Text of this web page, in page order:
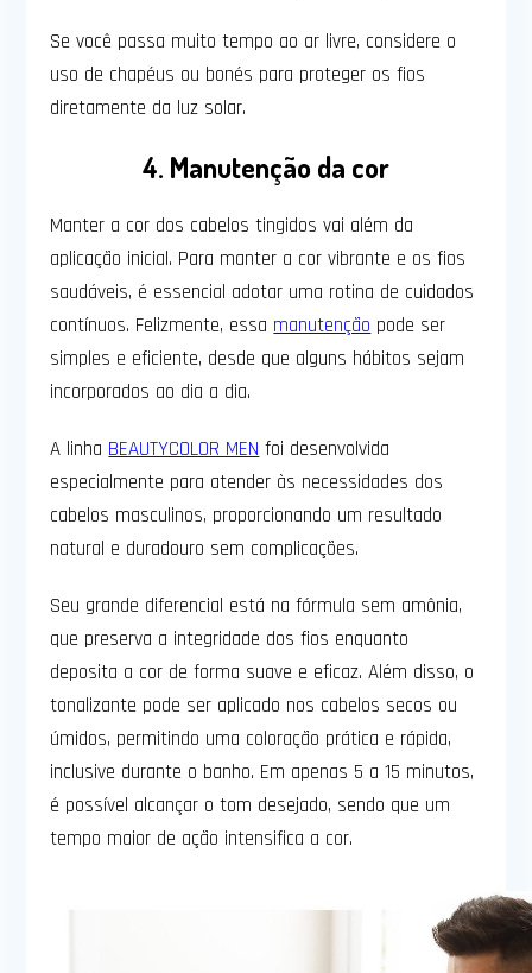
Se você passa muito tempo ao ar livre, considere o
uso de chapéus ou bonés para proteger os fios
diretamente da luz solar.
4. Manutenção da cor
Manter a cor dos cabelos tingidos vai além da
aplicação inicial. Para manter a cor vibrante e os fios
saudáveis, é essencial adotar uma rotina de cuidados
contínuos. Felizmente, essa manutenção pode ser
simples e eficiente, desde que alguns hábitos sejam
incorporados ao dia a dia.
A linha BEAUTYCOLOR MEN foi desenvolvida
especialmente para atender às necessidades dos
cabelos masculinos, proporcionando um resultado
natural e duradouro sem complicações.
Seu grande diferencial está na fórmula sem amônia,
que preserva a integridade dos fios enquanto
deposita a cor de forma suave e eficaz. Além disso, o
tonalizante pode ser aplicado nos cabelos secos ou
úmidos, permitindo uma coloração prática e rápida,
inclusive durante o banho. Em apenas 5 a 15 minutos,
é possível alcançar o tom desejado, sendo que um
tempo maior de ação intensifica a cor.